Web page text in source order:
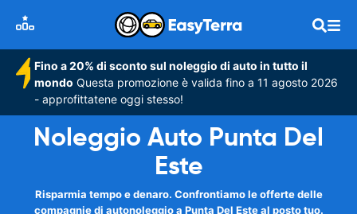
Fino a 20% di sconto sul noleggio di auto in tutto il
mondo Questa promozione è valida fino a 11 agosto 2026
- approfittatene oggi stesso!
Noleggio Auto Punta Del
Este
Risparmia tempo e denaro. Confrontiamo le offerte delle
compagnie di autonoleggio a Punta Del Este al posto tuo.